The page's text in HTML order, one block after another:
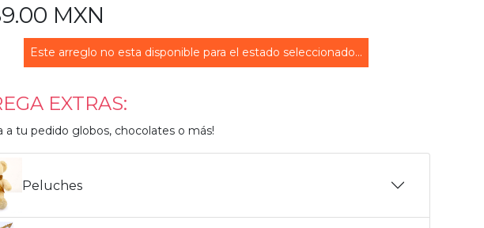
MXN
Este arreglo no esta disponible para el estado seleccionado...
EXTRAS:
a tu pedido globos, chocolates o más!
Peluches